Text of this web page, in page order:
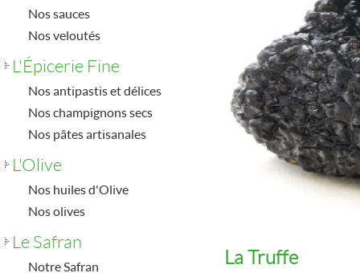
Nos sauces
Nos veloutés
L'Épicerie Fine
Nos antipastis et délices
Nos champignons secs
Nos pâtes artisanales
L'Olive
Nos huiles d'Olive
Nos olives
Le Safran
Notre Safran
La Truffe